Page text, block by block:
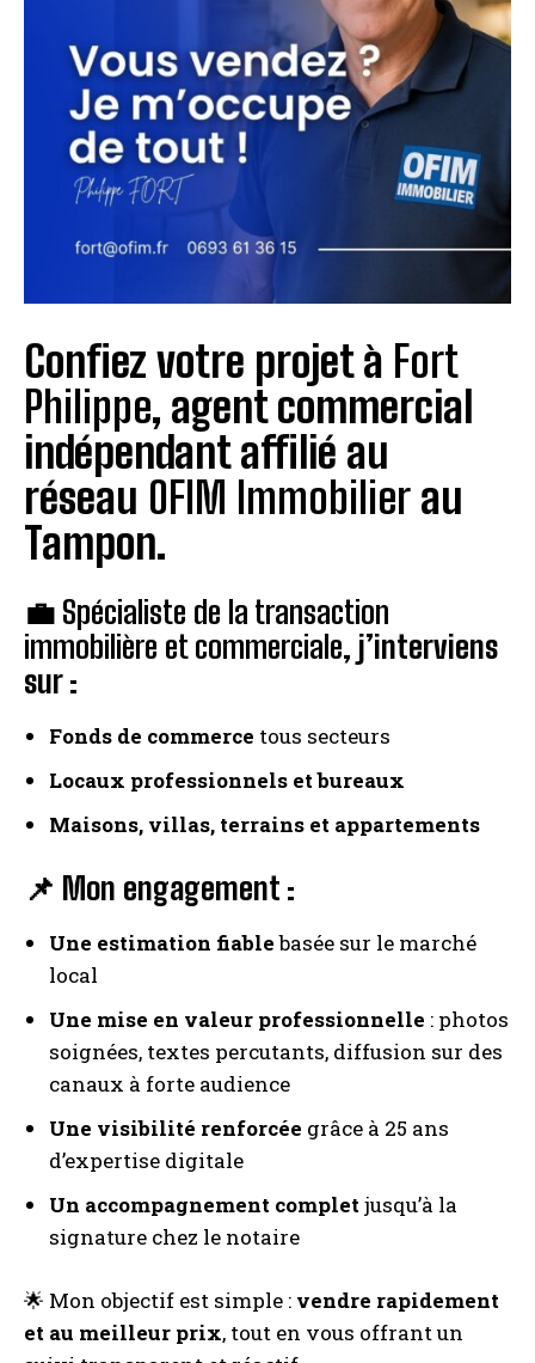
Confiez votre projet à Fort
Philippe, agent commercial
indépendant affilié au
réseau OFIM Immobilier au
Tampon.
💼 Spécialiste de la transaction
immobilière et commerciale, j’interviens
sur :
Fonds de commerce tous secteurs
Locaux professionnels et bureaux
Maisons, villas, terrains et appartements
📌 Mon engagement :
Une estimation fiablebasée sur le marché
local
Une mise en valeur professionnelle : photos
soignées, textes percutants, diffusion sur des
canaux à forte audience
Une visibilité renforcée grâce à 25 ans
d’expertise digitale
Un accompagnement complet jusqu’à la
signature chez le notaire
🌟 Mon objectif est simple : vendre rapidement
et au meilleur prix, tout en vous offrant un